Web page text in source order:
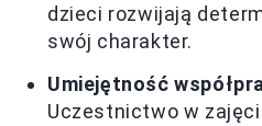
dzieci rozwijają
swój charakter.
Umiejętność
Uczestnictwo w